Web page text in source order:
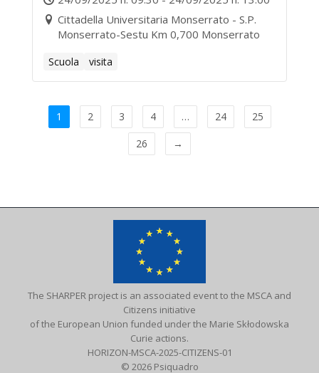
Cittadella Universitaria Monserrato - S.P.
Monserrato-Sestu Km 0,700 Monserrato
Scuola visita
1 2 3 4 … 24
25
26
→
The SHARPER project is an associated event to the MSCA and
Citizens initiative
of the European Union funded under the Marie Skłodowska
Curie actions.
HORIZON-MSCA-2025-CITIZENS-01
© 2026 Psiquadro